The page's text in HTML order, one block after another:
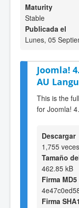
Maturity
Stable
Publicada el
Lunes, 05
Joomla!
AU
This is the
for Joomla!
Descargar
1,755 veces
Tamaño
462.85 kB
Firma MD5
Firma SHA1